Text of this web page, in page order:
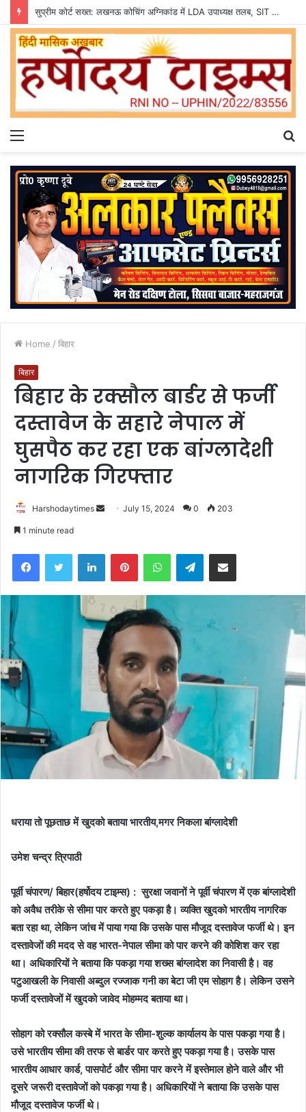
सुप्रीम कोर्ट सख्त: लखनऊ कोचिंग अग्निकांड में LDA उपाध्यक्ष तलब, SIT से मांगी सीलबंद रिपोर्ट
Menu
Home / बिहार
बिहार
बिहार के रक्सौल बार्डर से फर्जी
दस्तावेज के सहारे नेपाल में
घुसपैठ कर रहा एक बांग्लादेशी
नागरिक गिरफ्तार
Harshodaytimes
SendJuly 15, 2024 0 203
1 minute read
FacebookTwitter LinkedInPinterestWhatsAppTelegramShare via Email
धराया तो पूछताछ में खुदको बताया भारतीय,मगर निकला बांग्लादेशी
उमेश चन्द्र त्रिपाठी
पूर्वी चंपारण/ बिहार(हर्षोदय टाइम्स) : सुरक्षा जवानों ने पूर्वी चंपारण में एक बांग्लादेशी
को अवैध तरीके से सीमा पार करते हुए पकड़ा है। व्यक्ति खुदको भारतीय नागरिक
बता रहा था, लेकिन जांच में पाया गया कि उसके पास मौजूद दस्तावेज फर्जी थे। इन
दस्तावेजों की मदद से वह भारत-नेपाल सीमा को पार करने की कोशिश कर रहा
था। अधिकारियों ने बताया कि पकड़ा गया शख्स बांग्लादेश का निवासी है। वह
पटुआखली के निवासी अब्दुल रज्जाक गनी का बेटा जी एम सोहाग है। लेकिन उसने
फर्जी दस्तावेजों में खुदको जावेद मोहम्मद बताया था।
सोहाग को रक्सौल कस्बे में भारत के सीमा-शुल्क कार्यालय के पास पकड़ा गया है।
उसे भारतीय सीमा की तरफ से बार्डर पार करते हुए पकड़ा गया है। उसके पास
भारतीय आधार कार्ड, पासपोर्ट और सीमा पार करने में इस्तेमाल होने वाले और भी
दूसरे जरूरी दस्तावेजों को पकड़ा गया है। अधिकारियों ने बताया कि उसके पास
मौजूद दस्तावेज फर्जी थे।